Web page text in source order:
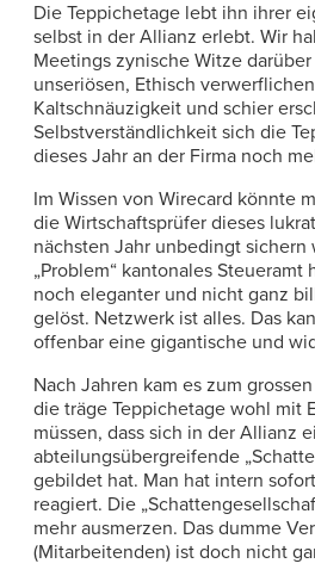
Die Teppichetage lebt ihn ihrer
selbst in der Allianz erlebt. Wir
Meetings zynische Witze
unseriösen, Ethisch
Kaltschnäuzigkeit und schier
Selbstverständlichkeit sich die
dieses Jahr an der Firma noch
Im Wissen von Wirecard könnte
die Wirtschaftsprüfer dieses
nächsten Jahr unbedingt sichern
„Problem“ kantonales Steueramt
noch eleganter und nicht ganz
gelöst. Netzwerk ist alles. Das
offenbar eine gigantische und
Nach Jahren kam es zum
die träge Teppichetage wohl mit
müssen, dass sich in der Allianz
abteilungsübergreifende
gebildet hat. Man hat intern
reagiert. Die
mehr ausmerzen. Das dumme
(Mitarbeitenden) ist doch nicht